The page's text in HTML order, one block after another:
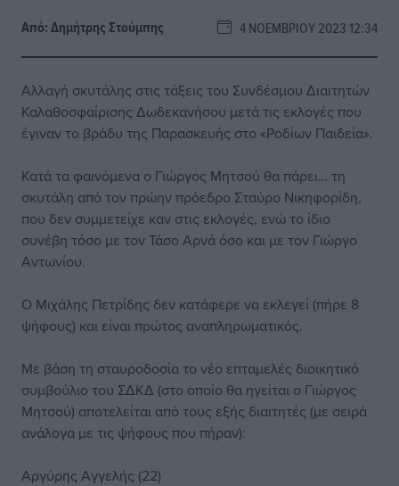
Από:Δημήτρης Στούμπης 4 ΝΟΕΜΒΡΊΟΥ 2023 12:34
Αλλαγή σκυτάλης στις τάξεις του Συνδέσμου Διαιτητών
Καλαθοσφαίρισης Δωδεκανήσου μετά τις εκλογές που
έγιναν το βράδυ της Παρασκευής στο «Ροδίων Παιδεία».
Κατά τα φαινόμενα ο Γιώργος Μητσού θα πάρει… τη
σκυτάλη από τον πρώην πρόεδρο Σταύρο Νικηφορίδη,
που δεν συμμετείχε καν στις εκλογές, ενώ το ίδιο
συνέβη τόσο με τον Τάσο Αρνά όσο και με τον Γιώργο
Αντωνίου.
Ο Μιχάλης Πετρίδης δεν κατάφερε να εκλεγεί (πήρε 8
ψήφους) και είναι πρώτος αναπληρωματικός.
Με βάση τη σταυροδοσία το νέο επταμελές διοικητικό
συμβούλιο του ΣΔΚΔ (στο οποίο θα ηγείται ο Γιώργος
Μητσού) αποτελείται από τους εξής διαιτητές (με σειρά
ανάλογα με τις ψήφους που πήραν):
Αργύρης Αγγελής (22)